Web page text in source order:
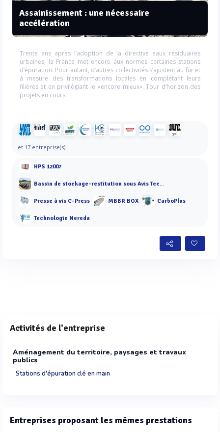
Assainissement : une nécessaire
accélération
Trente ans après l’adoption de la directive eaux résiduaires
urbaines, la France met encore aux normes certaines stations
d’épuration. Pour autant, d’autres collectivités s’ajustent au fur et
à mesure des transformations locales en complétant leurs
filières et en privilégiant le «encore mieux». Tour d’horizon des
projets en cours.
et 17 entreprise(s)
HPS 12007
Bassin de stockage-restitution sous Avis Technique - TUBAOTEC
Presse à vis C-Press MBBR BOX CarboPlus
Technologie Nereda
Activités de l'entreprise
Aménagement du territoire, paysages et travaux
publics
Stations d'épuration clé en main
Entreprises proposant les mêmes prestations